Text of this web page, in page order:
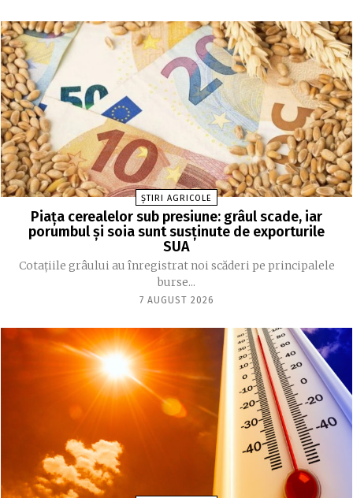
ȘTIRI AGRICOLE
Piața cerealelor sub presiune: grâul scade, iar
porumbul și soia sunt susținute de exporturile
SUA
Cotațiile grâului au înregistrat noi scăderi pe principalele
burse...
7 AUGUST 2026